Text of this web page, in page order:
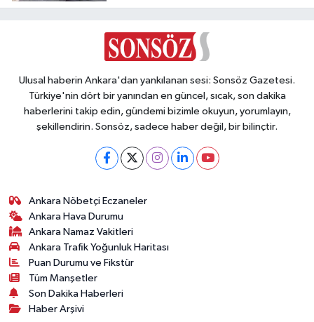
Ulusal haberin Ankara'dan yankılanan sesi: Sonsöz Gazetesi.
Türkiye'nin dört bir yanından en güncel, sıcak, son dakika
haberlerini takip edin, gündemi bizimle okuyun, yorumlayın,
şekillendirin. Sonsöz, sadece haber değil, bir bilinçtir.
Ankara Nöbetçi Eczaneler
Ankara Hava Durumu
Ankara Namaz Vakitleri
Ankara Trafik Yoğunluk Haritası
Puan Durumu ve Fikstür
Tüm Manşetler
Son Dakika Haberleri
Haber Arşivi